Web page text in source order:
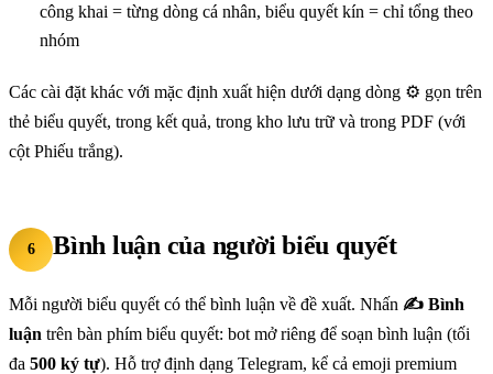
công khai = từng dòng cá nhân, biểu quyết kín = chỉ tổng theo
nhóm
Các cài đặt khác với mặc định xuất hiện dưới dạng dòng ⚙️ gọn trên
thẻ biểu quyết, trong kết quả, trong kho lưu trữ và trong PDF (với
cột Phiếu trắng).
6 Bình luận của người biểu quyết
Mỗi người biểu quyết có thể bình luận về đề xuất. Nhấn ✍️ Bình
luận trên bàn phím biểu quyết: bot mở riêng để soạn bình luận (tối
đa 500 ký tự). Hỗ trợ định dạng Telegram, kể cả emoji premium